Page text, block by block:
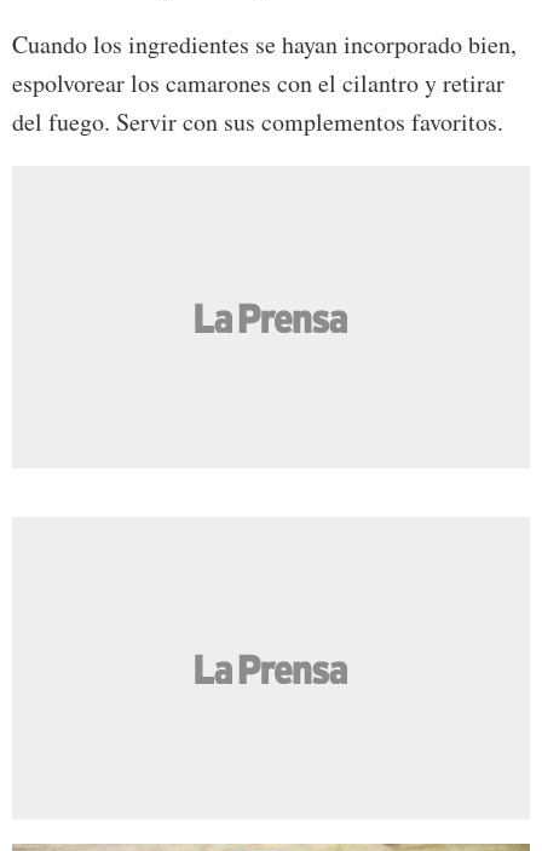
Cuando los ingredientes se hayan incorporado bien,
espolvorear los camarones con el cilantro y retirar
del fuego. Servir con sus complementos favoritos.